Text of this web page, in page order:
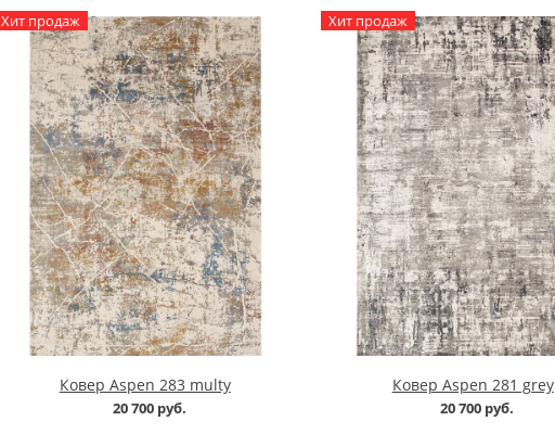
Хит продаж
Ковер Aspen 283 multy
20 700 руб.
Хит продаж
Ковер Aspen 281 grey
20 700 руб.